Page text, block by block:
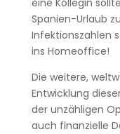
eine Kollegin
Spanien-Urlaub
Infektionszahlen
ins Homeoffice!
Die weitere,
Entwicklung
der unzähligen
auch finanzielle